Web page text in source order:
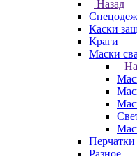
Назад
Каски
Краги
Маски
Перчатки
Разное